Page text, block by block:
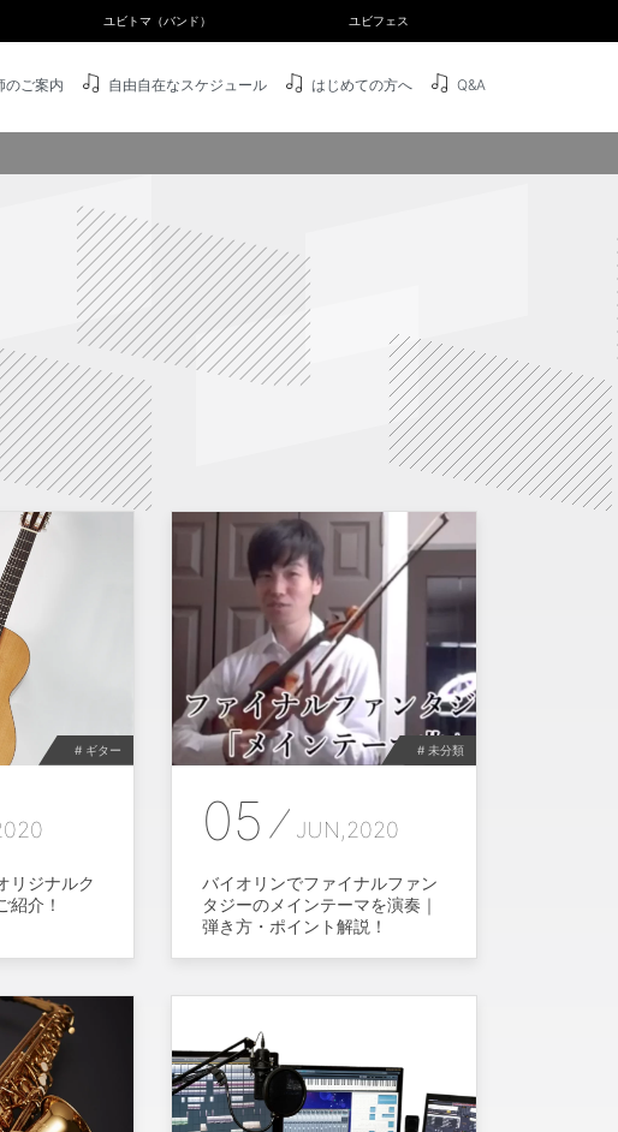
ユビトマ（バンド） ユビフェス
のご案内 自由自在なスケジュール はじめての方へ Q&A
# ギター
リジナルク
紹介！
# 未分類
05 JUN,2020
バイオリンでファイナルファン
タジーのメインテーマを演奏｜
弾き方・ポイント解説！